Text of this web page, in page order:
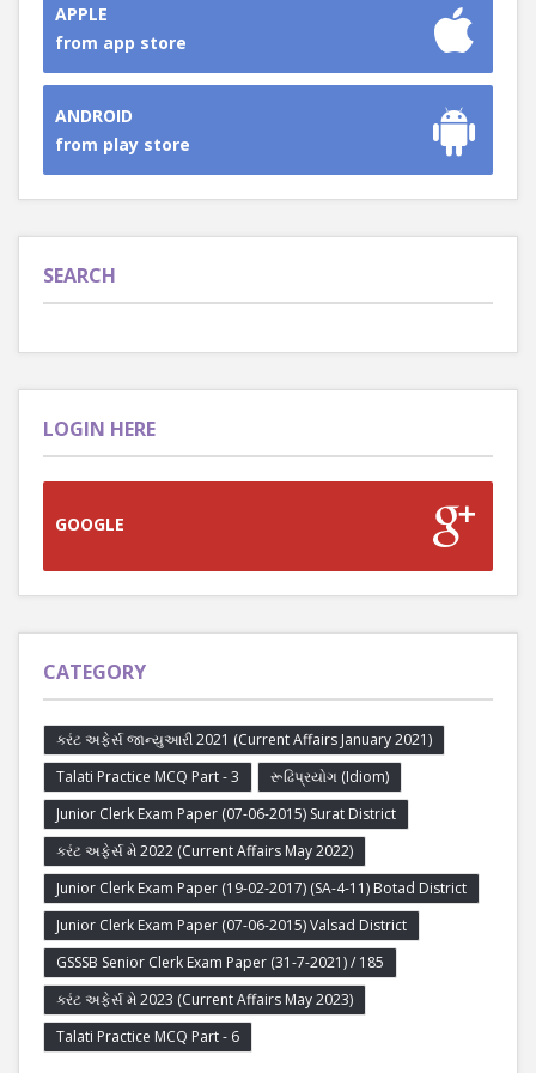
APPLE
from app store
ANDROID
from play store
SEARCH
LOGIN HERE
GOOGLE
CATEGORY
કરંટ અફેર્સ જાન્યુઆરી 2021 (Current Affairs January 2021)
Talati Practice MCQ Part - 3
રૂઢિપ્રયોગ (Idiom)
Junior Clerk Exam Paper (07-06-2015) Surat District
કરંટ અફેર્સ મે 2022 (Current Affairs May 2022)
Junior Clerk Exam Paper (19-02-2017) (SA-4-11) Botad District
Junior Clerk Exam Paper (07-06-2015) Valsad District
GSSSB Senior Clerk Exam Paper (31-7-2021) / 185
કરંટ અફેર્સ મે 2023 (Current Affairs May 2023)
Talati Practice MCQ Part - 6